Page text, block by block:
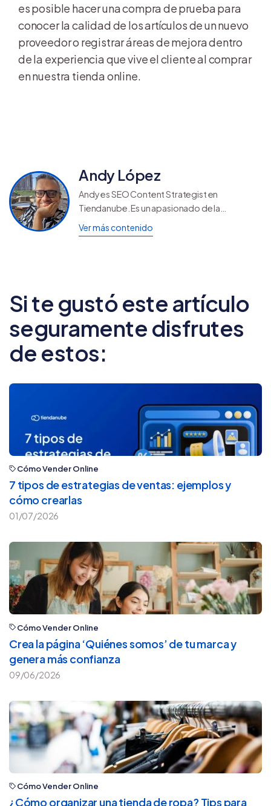
es posible hacer una compra de prueba para
conocer la calidad de los artículos de un nuevo
proveedor o registrar áreas de mejora dentro
de la experiencia que vive el cliente al comprar
en nuestra tienda online.
Andy López
Andy es SEO Content Strategist en
Tiendanube. Es un apasionado de la
generación y el marketing de contenidos.
Ama escribir, comprar por Internet y los
Ver más contenido
Si te gustó este artículo
seguramente disfrutes
de estos:
Cómo Vender Online
7 tipos de estrategias de ventas: ejemplos y
cómo crearlas
01/07/2026
Cómo Vender Online
Crea la página ‘Quiénes somos’ de tu marca y
genera más confianza
09/06/2026
Cómo Vender Online
¿Cómo organizar una tienda de ropa? Tips para